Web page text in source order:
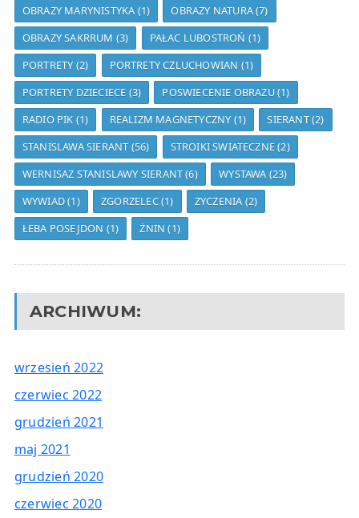
OBRAZY MARYNISTYKA (1) OBRAZY NATURA(7)
OBRAZY SAKRRUM (3) PAŁAC LUBOSTROŃ (1)
PORTRETY (2) PORTRETY CZLUCHOWIAN (1)
PORTRETY DZIECIECE (3) POSWIECENIE OBRAZU(1)
RADIO PIK (1) REALIZM MAGNETYCZNY (1) SIERANT(2)
STANISLAWA SIERANT (56) STROIKI SWIATECZNE(2)
WERNISAZ STANISLAWY SIERANT(6) WYSTAWA (23)
WYWIAD(1) ZGORZELEC(1) ZYCZENIA (2)
ŁEBA POSEJDON (1) ŻNIN (1)
ARCHIWUM:
wrzesień 2022
czerwiec 2022
grudzień 2021
maj 2021
grudzień 2020
czerwiec 2020